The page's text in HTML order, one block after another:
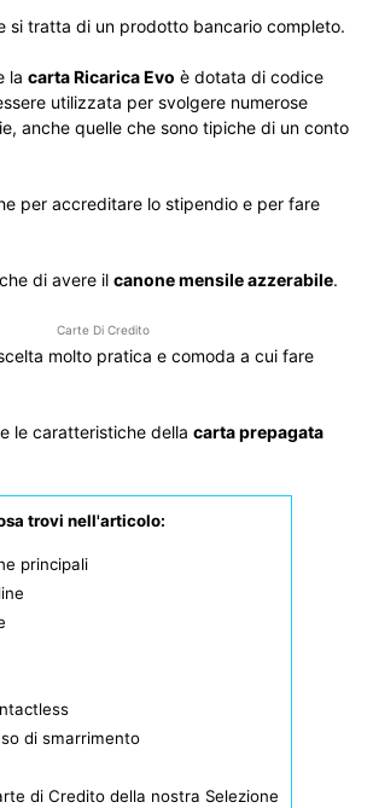
si tratta di un prodotto bancario completo.
la carta Ricarica Evo è dotata di codice
utilizzata per svolgere numerose
anche quelle che sono tipiche di un conto
per accreditare lo stipendio e per fare
di avere il canone mensile azzerabile.
Carte Di Credito
molto pratica e comoda a cui fare
le caratteristiche della carta prepagata
trovi nell'articolo:
principali
di smarrimento
di Credito della nostra Selezione